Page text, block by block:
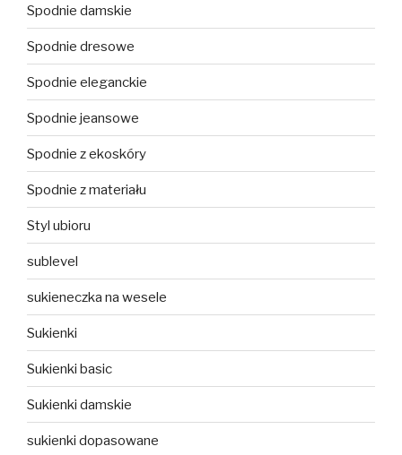
Spodnie damskie
Spodnie dresowe
Spodnie eleganckie
Spodnie jeansowe
Spodnie z ekoskóry
Spodnie z materiału
Styl ubioru
sublevel
sukieneczka na wesele
Sukienki
Sukienki basic
Sukienki damskie
sukienki dopasowane